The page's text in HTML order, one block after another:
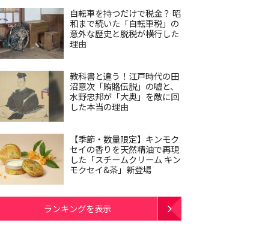
自転車を持つだけで税金？ 昭
和まで続いた「自転車税」の
意外な歴史と脱税が横行した
理由
教科書と違う！江戸時代の田
沼意次「賄賂伝説」の嘘と、
水野忠邦が「大奥」を敵に回
した本当の理由
【季節・数量限定】キンモク
セイの香りを天然精油で再現
した「スチームクリーム キン
モクセイ&茶」新登場
ランキングを表示